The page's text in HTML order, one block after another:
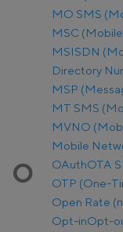
MO SMS
MSC
MSISDN
Directory
MSP
MT SMS
MVNO
Mobile
O OAuthOTA
OTP (One-
Open Rate
Opt-inOpt-